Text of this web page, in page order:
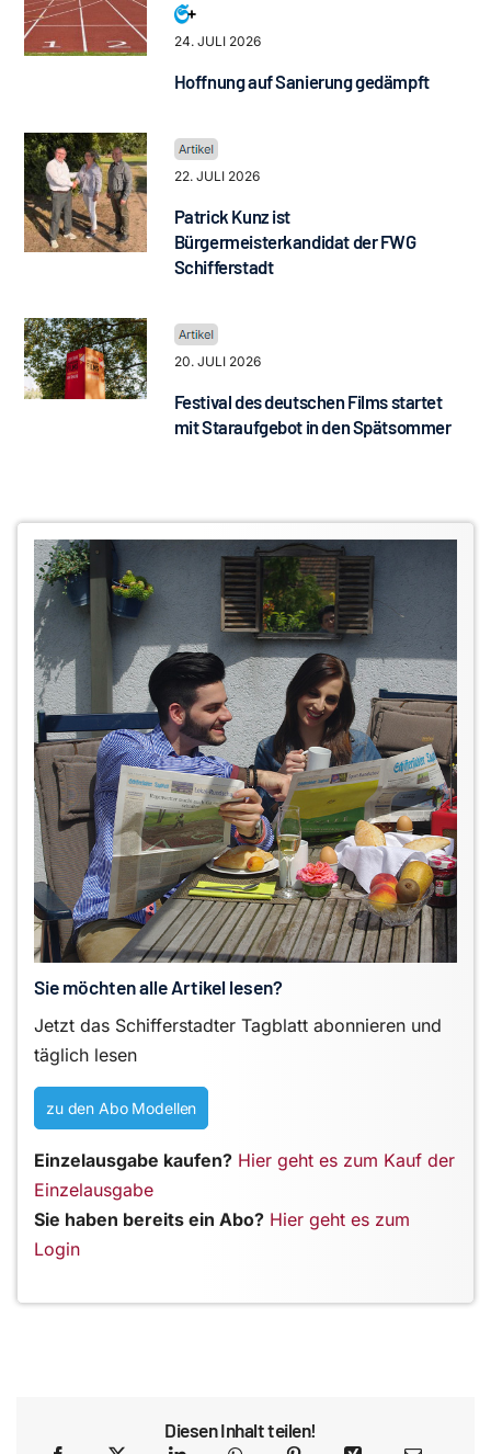
24. JULI 2026
Hoffnung auf Sanierung gedämpft
22. JULI 2026
Patrick Kunz ist
Bürgermeisterkandidat der FWG
Schifferstadt
20. JULI 2026
Festival des deutschen Films startet
mit Staraufgebot in den Spätsommer
Sie möchten alle Artikel lesen?
Jetzt das Schifferstadter Tagblatt abonnieren und
täglich lesen
zu den Abo Modellen
Einzelausgabe kaufen? Hier geht es zum Kauf der
Einzelausgabe
Sie haben bereits ein Abo? Hier geht es zum
Login
Diesen Inhalt teilen!